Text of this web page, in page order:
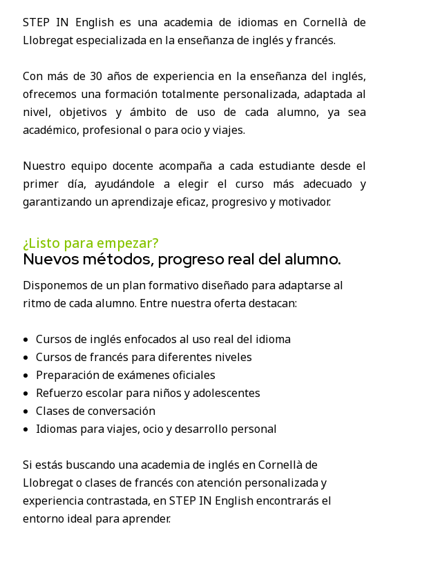
STEP IN English es una academia de idiomas en Cornellà de
Llobregat especializada en la enseñanza de inglés y francés.
Con más de 30 años de experiencia en la enseñanza del inglés,
ofrecemos una formación totalmente personalizada, adaptada al
nivel, objetivos y ámbito de uso de cada alumno, ya sea
académico, profesional o para ocio y viajes.
Nuestro equipo docente acompaña a cada estudiante desde el
primer día, ayudándole a elegir el curso más adecuado y
garantizando un aprendizaje eficaz, progresivo y motivador.
¿Listo para empezar?
Nuevos métodos, progreso real del alumno.
Disponemos de un plan formativo diseñado para adaptarse al
ritmo de cada alumno. Entre nuestra oferta destacan:
Cursos de inglés enfocados al uso real del idioma
Cursos de francés para diferentes niveles
Preparación de exámenes oficiales
Refuerzo escolar para niños y adolescentes
Clases de conversación
Idiomas para viajes, ocio y desarrollo personal
Si estás buscando una academia de inglés en Cornellà de
Llobregat o clases de francés con atención personalizada y
experiencia contrastada, en STEP IN English encontrarás el
entorno ideal para aprender.